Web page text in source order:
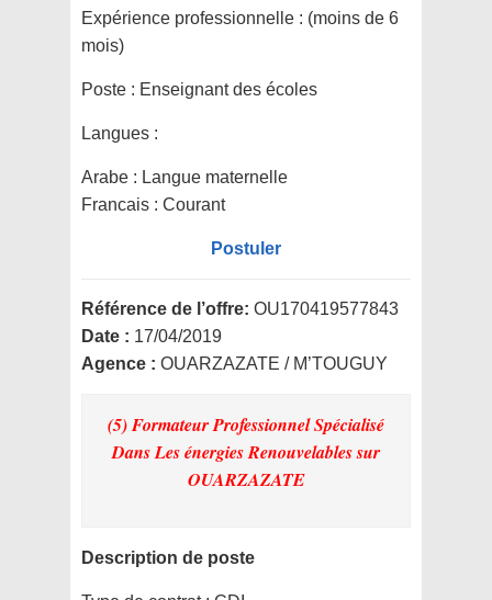
Expérience professionnelle : (moins de 6
mois)
Poste : Enseignant des écoles
Langues :
Arabe : Langue maternelle
Francais : Courant
Postuler
Référence de l’offre: OU170419577843
Date : 17/04/2019
Agence : OUARZAZATE / M’TOUGUY
(5) Formateur Professionnel Spécialisé
Dans Les énergies Renouvelablessur
OUARZAZATE
Description de poste